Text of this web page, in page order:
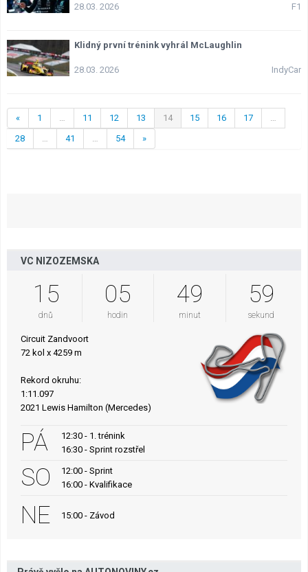
F1
28.03. 2026
Klidný první trénink vyhrál McLaughlin
IndyCar
28.03. 2026
« 1 … 11 12 13 14 15 16 17
…
28
… 41 … 54 »
VC NIZOZEMSKA
15
dnů
05
hodin
49
minut
58
sekund
Circuit Zandvoort
72 kol x 4259 m
Rekord okruhu:
1:11.097
2021 Lewis Hamilton (Mercedes)
PÁ
12:30 - 1. trénink
16:30 - Sprint rozstřel
SO
12:00 - Sprint
16:00 - Kvalifikace
NE 15:00 - Závod